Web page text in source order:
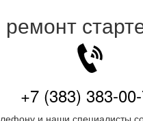
ремонт
+7 (383) 383-
и наши специалисты